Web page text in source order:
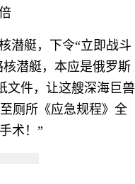
潜艇，下令“立即战斗
核潜艇，本应是俄罗斯
文件，让这艘深海巨兽
厕所《应急规程》全
术！”